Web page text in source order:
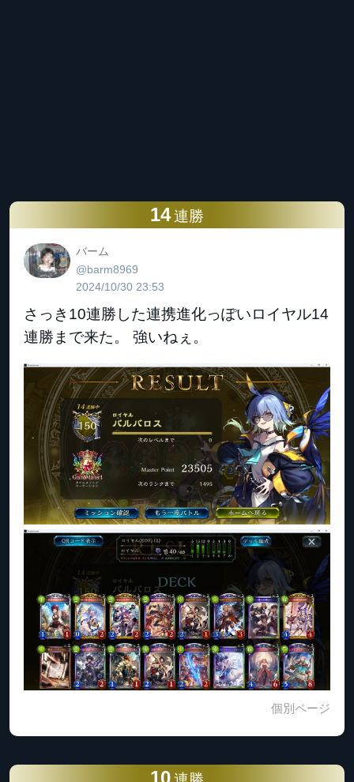
14 連勝
バーム
@barm8969
2024/10/30 23:53
さっき10連勝した連携進化っぽいロイヤル14
連勝まで来た。 強いねぇ。
個別ページ